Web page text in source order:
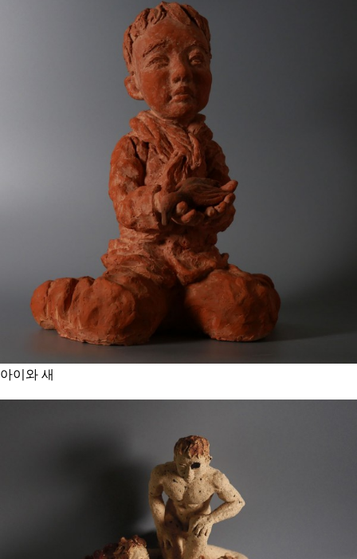
아이와 새